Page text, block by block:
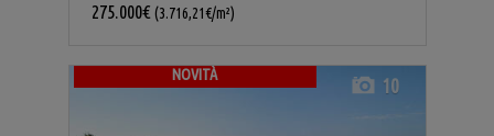
275.000€ (3.716,21€/m²)
NOVITÀ 10